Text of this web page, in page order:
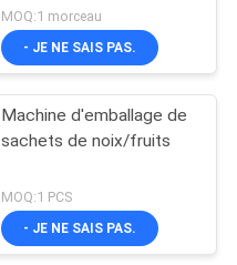
pour des puces de
banane
MOQ:1 morceau
- JE NE SAIS PAS.
Machine d'emballage de
sachets de noix/fruits
MOQ:1 PCS
- JE NE SAIS PAS.